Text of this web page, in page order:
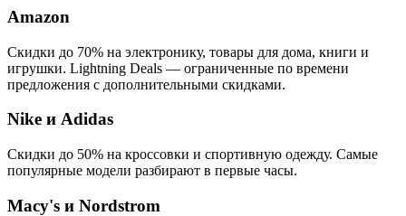
Amazon
Скидки до 70% на электронику, товары для дома, книги и
игрушки. Lightning Deals — ограниченные по времени
предложения с дополнительными скидками.
Nike и Adidas
Скидки до 50% на кроссовки и спортивную одежду. Самые
популярные модели разбирают в первые часы.
Macy's и Nordstrom